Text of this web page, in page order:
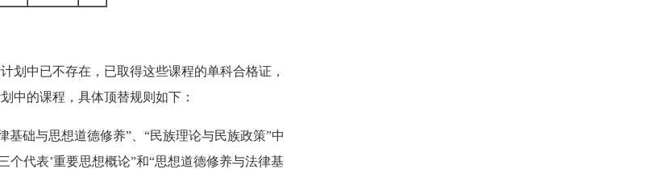
中已不存在，已取得这些课程的单科合格证，
中的课程，具体顶替规则如下：
础与思想道德修养”、“民族理论与民族政策”中
代表’重要思想概论”和“思想道德修养与法律基